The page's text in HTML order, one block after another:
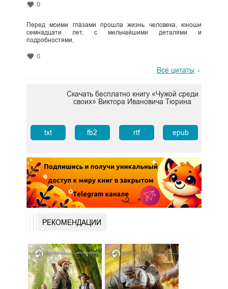
0
Перед моими глазами прошла жизнь человека, юноши
семнадцати лет, с мельчайшими деталями и
подробностями,
0
Все цитаты
Скачать бесплатно книгу «Чужой среди
своих» Виктора Ивановича Тюрина
txt fb2 rtf epub
РЕКОМЕНДАЦИИ